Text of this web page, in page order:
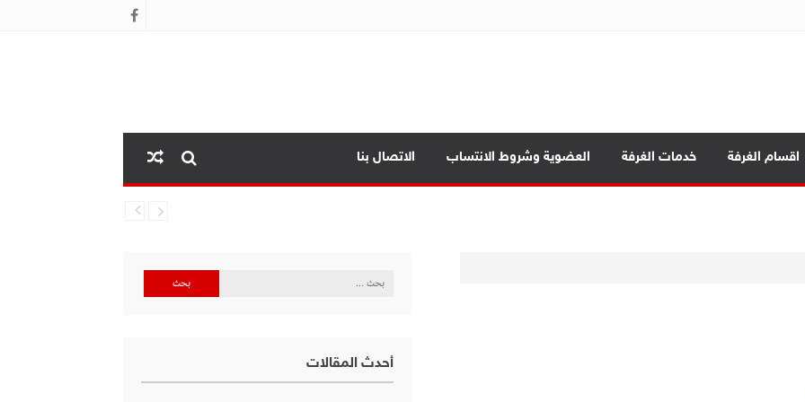
اقسام الغرفة خدمات الغرفة العضوية وشروط الانتساب الاتصال بنا
البحث
أحدث المقالات